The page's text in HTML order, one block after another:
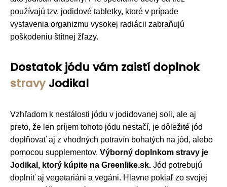
používajú tzv. jodidové tabletky, ktoré v prípade
vystavenia organizmu vysokej radiácii zabraňujú
poškodeniu štítnej žľazy.
Dostatok jódu vám zaistí doplnok
stravyJodikal
Vzhľadom k nestálosti jódu v jodidovanej soli, ale aj
preto, že len príjem tohoto jódu nestačí, je dôležité jód
doplňovať aj z vhodných potravín bohatých na jód, alebo
pomocou supplementov. Výborný doplnkom stravy je
Jodikal, ktorý kúpite na Greenlike.sk. Jód potrebujú
doplniť aj vegetariáni a vegáni. Hlavne pokiaľ zo svojej